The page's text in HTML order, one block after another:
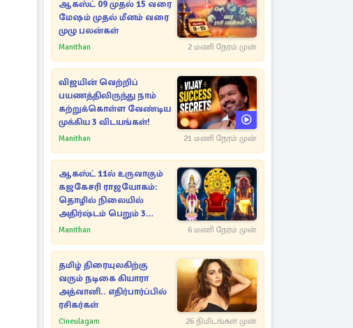
ஆகஸ்ட் 09 முதல் 15 வரை
மேஷம் முதல் மீனம் வரை
முழு பலன்கள்
Manithan 2 மணி நேரம் முன்
விஜயின் வெற்றிப்
பயணத்திலிருந்து நாம்
கற்றுக்கொள்ள வேண்டிய
முக்கிய 3 விடயங்கள்!
Manithan 21 மணி நேரம் முன்
ஆகஸ்ட் 11ல் உருவாகும்
கஜகேசரி ராஜயோகம்:
தொழில் நிலையில்
அதிர்ஷ்டம் பெறும் 3
ராசிகள்!
Manithan 6 மணி நேரம் முன்
தமிழ் திரையுலகிற்கு
வரும் நடிகை கியாரா
அத்வானி.. எதிர்பார்ப்பில்
ரசிகர்கள்
Cineulagam 26 நிமிடங்கள் முன்